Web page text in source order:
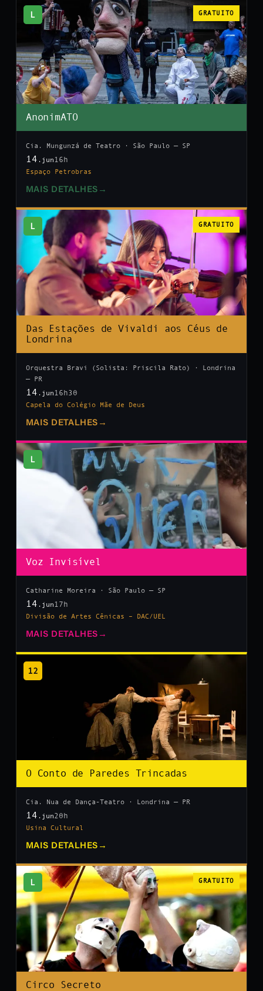
L GRATUITO
AnonimATO
Cia. Mungunzá de Teatro · São Paulo — SP
14 .jun 16h
Espaço Petrobras
MAIS DETALHES →
L GRATUITO
Das Estações de Vivaldi aos Céus de
Londrina
Orquestra Bravi (Solista: Priscila Rato) · Londrina
— PR
14 .jun 16h30
Capela do Colégio Mãe de Deus
MAIS DETALHES →
L
Voz Invisível
Catharine Moreira · São Paulo — SP
14 .jun 17h
Divisão de Artes Cênicas – DAC/UEL
MAIS DETALHES →
12
O Conto de Paredes Trincadas
Cia. Nua de Dança-Teatro · Londrina — PR
14 .jun20h
Usina Cultural
MAIS DETALHES →
L GRATUITO
Circo Secreto